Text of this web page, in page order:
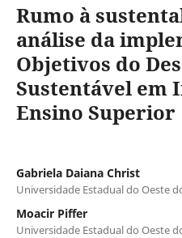
Rumo à
análise da
Objetivos do
Sustentável em
Ensino Superior
Gabriela Daiana Christ
Universidade Estadual do Oeste
Moacir Piffer
Universidade Estadual do Oeste